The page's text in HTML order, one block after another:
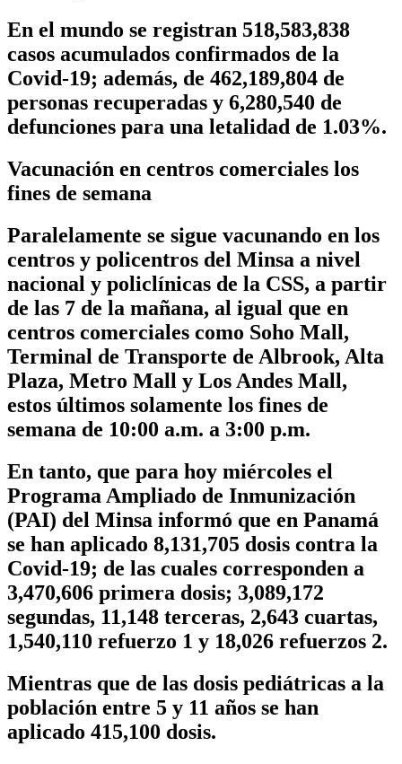
En el mundo se registran 518,583,838
casos acumulados confirmados de la
Covid-19; además, de 462,189,804 de
personas recuperadas y 6,280,540 de
defunciones para una letalidad de 1.03%.
Vacunación en centros comerciales los
fines de semana
Paralelamente se sigue vacunando en los
centros y policentros del Minsa a nivel
nacional y policlínicas de la CSS, a partir
de las 7 de la mañana, al igual que en
centros comerciales como Soho Mall,
Terminal de Transporte de Albrook, Alta
Plaza, Metro Mall y Los Andes Mall,
estos últimos solamente los fines de
semana de 10:00 a.m. a 3:00 p.m.
En tanto, que para hoy miércoles el
Programa Ampliado de Inmunización
(PAI) del Minsa informó que en Panamá
se han aplicado 8,131,705 dosis contra la
Covid-19; de las cuales corresponden a
3,470,606 primera dosis; 3,089,172
segundas, 11,148 terceras, 2,643 cuartas,
1,540,110 refuerzo 1 y 18,026 refuerzos 2.
Mientras que de las dosis pediátricas a la
población entre 5 y 11 años se han
aplicado 415,100 dosis.